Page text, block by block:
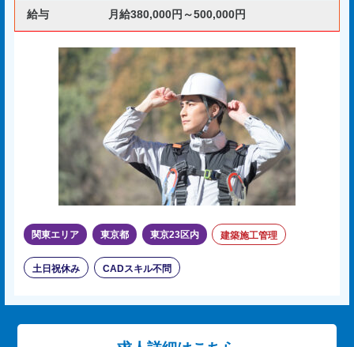
給与 月給380,000円～500,000円
関東エリア 東京都 東京23区内 建築施工管理
土日祝休み CADスキル不問